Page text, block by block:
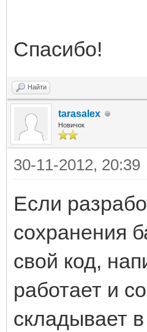
Спасибо!
Найти
tarasalex
Новичок
30-11-2012, 20:39
Если
сохранения
свой код,
работает и
складывает